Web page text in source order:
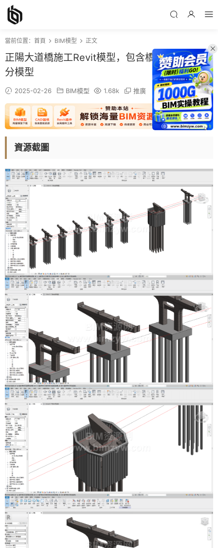
當前位置： 首頁 BIM模型 正文
正陽大道橋施工Revit模型，包含橋墩族及轉體部
分模型
2025-02-26 BIM模型 1.68k 推廣
資源截圖